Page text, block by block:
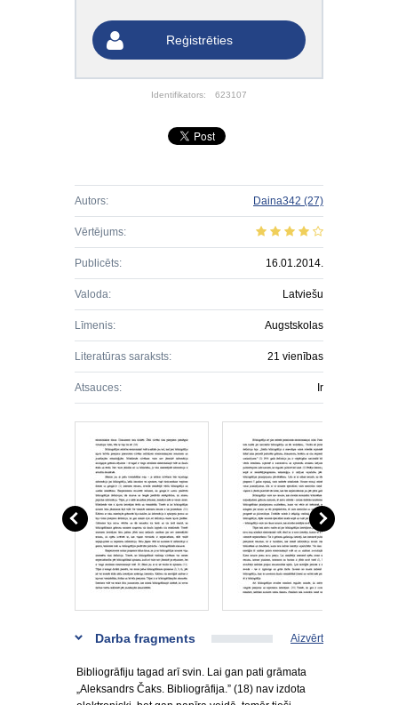
Reģistrēties
Identifikators: 623107
Autors: Daina342 (27)
Vērtējums:
Publicēts: 16.01.2014.
Valoda: Latviešu
Līmenis: Augstskolas
Literatūras saraksts: 21 vienības
Atsauces: Ir
Darba fragments Aizvērt
Bibliogrāfiju tagad arī svin. Lai gan pati grāmata
„Aleksandrs Čaks. Bibliogrāfija.” (18) nav izdota